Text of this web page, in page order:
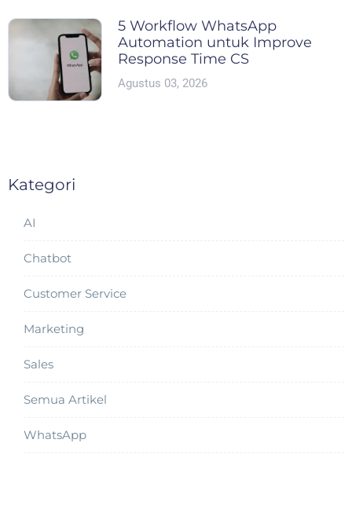
5 Workflow WhatsApp
Automation untuk Improve
Response Time CS
Agustus 03, 2026
Kategori
AI
Chatbot
Customer Service
Marketing
Sales
Semua Artikel
WhatsApp